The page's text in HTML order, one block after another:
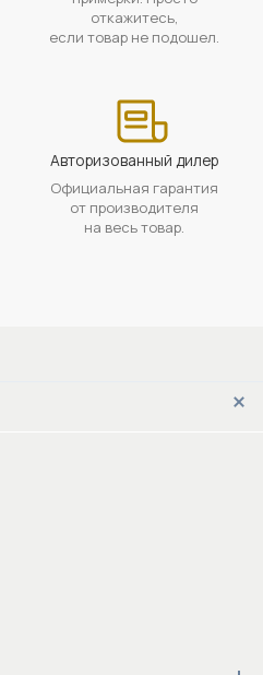
откажитесь,
если товар не подошел.
Авторизованный дилер
Официальная гарантия
от производителя
на весь товар.